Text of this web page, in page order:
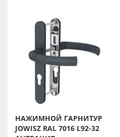
НАЖИМНОЙ ГАРНИТУР
JOWISZ RAL 7016 L92-32